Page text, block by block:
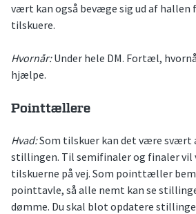
vært kan også bevæge sig ud af
tilskuere.
Hvornår:Under hele DM. Fortæl,
hjælpe.
Pointtællere
Hvad:Som tilskuer kan det være svært
stillingen. Til semifinaler og finaler vil
tilskuerne på vej. Som pointtæller
pointtavle, så alle nemt kan se
dømme. Du skal blot opdatere